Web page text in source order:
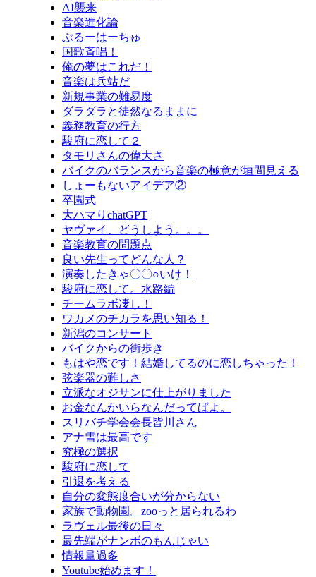
AI襲来
音楽進化論
ぶるーはーちゅ
国歌斉唱！
俺の夢はこれだ！
音楽は兵站だ
新規事業の難易度
ダラダラと徒然なるままに
義務教育の行方
駿府に恋して２
タモリさんの偉大さ
バイクのバランスから音楽の極意が垣間見える
しょーもないアイデア②
卒園式
大ハマりchatGPT
ヤヴァイ、どうしよう。。。
音楽教育の問題点
良い先生ってどんな人？
演奏したきゃ〇〇○いけ！
駿府に恋して。水路編
チームラボ凄し！
ワカメのチカラを思い知る！
新潟のコンサート
バイクからの街歩き
もはや恋です！結婚してるのに恋しちゃった！
弦楽器の難しさ
立派なオジサンに仕上がりました
お金なんかいらなんだってばよ。
スリバチ学会会長皆川さん
アナ雪は最高です
究極の選択
駿府に恋して
引退を考える
自分の変態度合いが分からない
家族で動物園。zooっと居られるわ
ラヴェル最後の日々
最先端がナンボのもんじゃい
情報量過多
Youtube始めます！